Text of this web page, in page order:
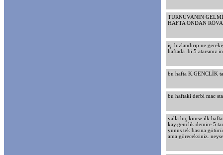
TURNUVANIN
HAFTA ONDAN
işi hızlandırıp ne
haftada .bi 5 atarsınız
bu hafta K.GENCLİK
bu haftaki derbi mac
valla hiç kimse ilk
kay.genclik demire 5
yunus tek basına
ama göreceksiniz.